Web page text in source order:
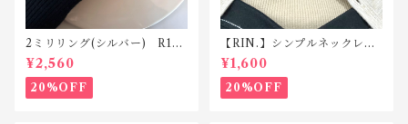
2ミリリング(シルバー) R118
silver925
¥2,560
20%OFF
【RIN.】シンプルネックレス
Ｎ001
¥1,600
20%OFF